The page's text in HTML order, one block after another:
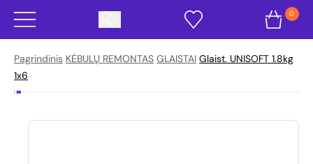
0
Pagrindinis KĖBULŲ REMONTAS GLAISTAI Glaist. UNISOFT 1.8kg
1x6